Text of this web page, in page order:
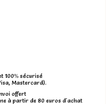
100% sécurisé
Mastercard).
offert
à partir de 80 euros d'achat